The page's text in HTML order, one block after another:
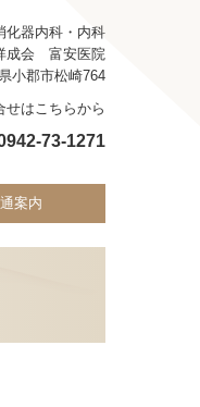
化器内科・内科
成会 富安医院
小郡市松崎764
せはこちらから
73-1271
案内